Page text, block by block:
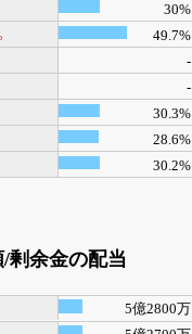
30%
49.7%
-
-
30.3%
28.6%
30.2%
剰余金の配当
5億2800万